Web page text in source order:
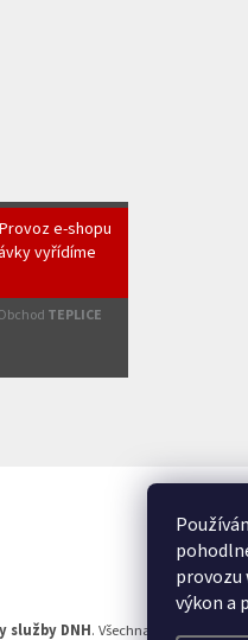
provozu
výkon a
Provoz e-shopu
vyřídíme
TEPLICE
služby DNH. Všechna práva